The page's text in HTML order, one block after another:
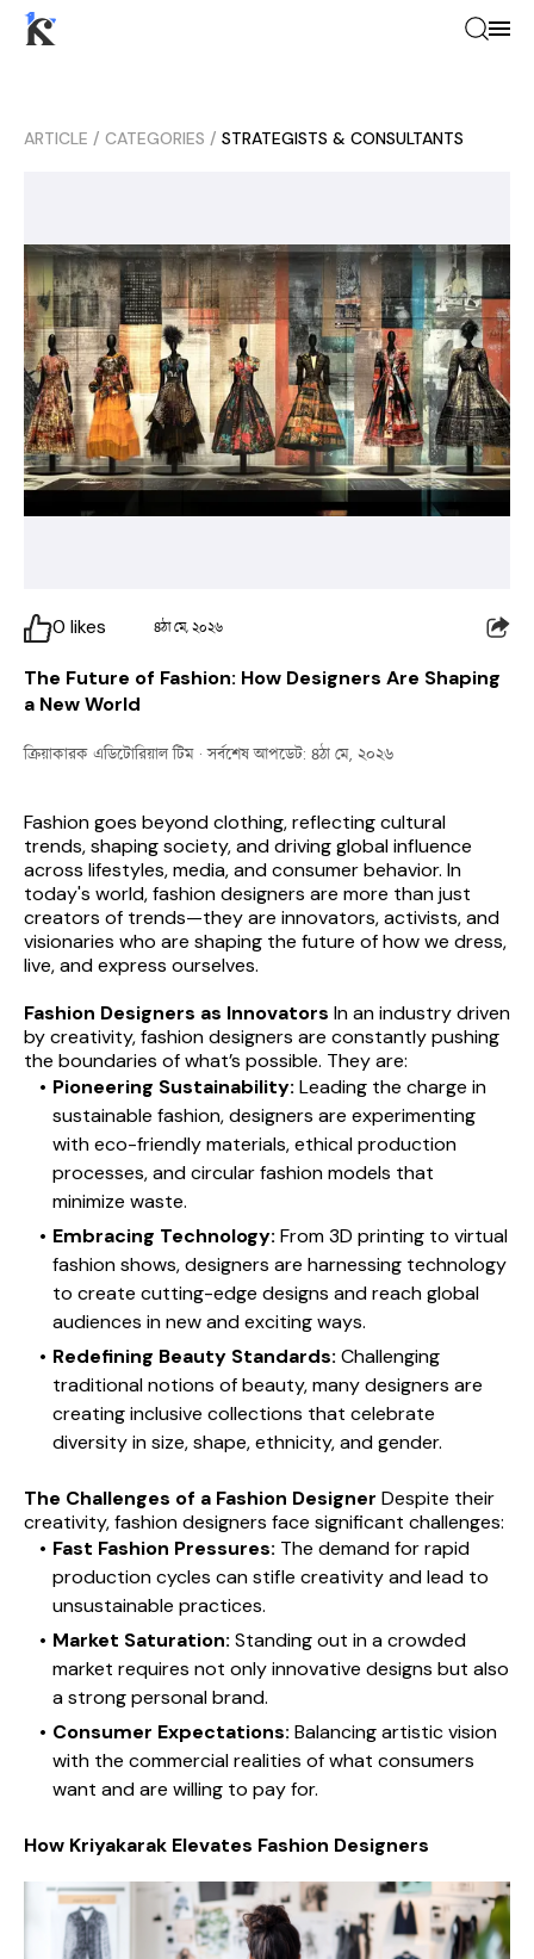
ARTICLE / CATEGORIES / STRATEGISTS & CONSULTANTS
0 likes ৪ঠা মে, ২০২৬
The Future of Fashion: How Designers Are Shaping
a New World
ক্রিয়াকারক এডিটোরিয়াল টিম · সর্বশেষ আপডেট: ৪ঠা মে, ২০২৬
Fashion goes beyond clothing, reflecting cultural
trends, shaping society, and driving global influence
across lifestyles, media, and consumer behavior. In
today's world, fashion designers are more than just
creators of trends—they are innovators, activists, and
visionaries who are shaping the future of how we dress,
live, and express ourselves.
Fashion Designers as Innovators In an industry driven
by creativity, fashion designers are constantly pushing
the boundaries of what’s possible. They are:
Pioneering Sustainability: Leading the charge in
sustainable fashion, designers are experimenting
with eco-friendly materials, ethical production
processes, and circular fashion models that
minimize waste.
Embracing Technology: From 3D printing to virtual
fashion shows, designers are harnessing technology
to create cutting-edge designs and reach global
audiences in new and exciting ways.
Redefining Beauty Standards: Challenging
traditional notions of beauty, many designers are
creating inclusive collections that celebrate
diversity in size, shape, ethnicity, and gender.
The Challenges of a Fashion Designer Despite their
creativity, fashion designers face significant challenges:
Fast Fashion Pressures: The demand for rapid
production cycles can stifle creativity and lead to
unsustainable practices.
Market Saturation: Standing out in a crowded
market requires not only innovative designs but also
a strong personal brand.
Consumer Expectations: Balancing artistic vision
with the commercial realities of what consumers
want and are willing to pay for.
How Kriyakarak Elevates Fashion Designers